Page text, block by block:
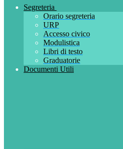
Segreteria
Orario segreteria
URP
Accesso civico
Modulistica
Libri di testo
Graduatorie
Documenti Utili